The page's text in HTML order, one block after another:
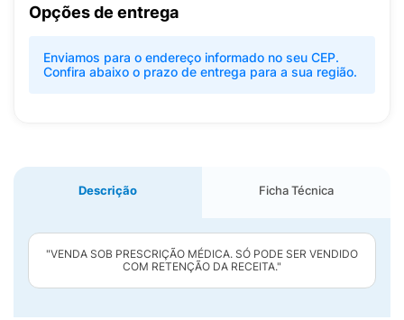
Opções de entrega
Enviamos para o endereço informado no seu CEP.
Confira abaixo o prazo de entrega para a sua região.
Descrição Ficha Técnica
"VENDA SOB PRESCRIÇÃO MÉDICA. SÓ PODE SER VENDIDO
COM RETENÇÃO DA RECEITA."